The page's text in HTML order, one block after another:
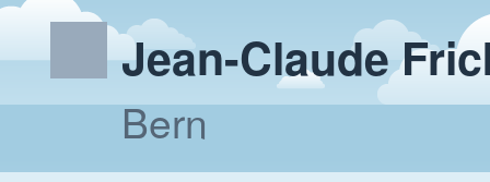
Jean-Claude
Bern